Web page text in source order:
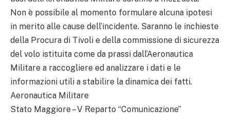
Non è possibile al momento formulare alcuna ipotesi
in merito alle cause dell’incidente. Saranno le inchieste
della Procura di Tivoli e della commissione di sicurezza
del volo istituita come da prassi dall’Aeronautica
Militare a raccogliere ed analizzare i dati e le
informazioni utili a stabilire la dinamica dei fatti.
Aeronautica Militare
Stato Maggiore – V Reparto “Comunicazione”